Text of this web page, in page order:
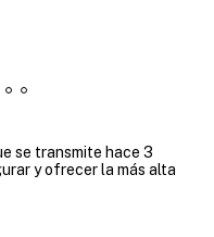
se transmite hace 3
y ofrecer la más alta